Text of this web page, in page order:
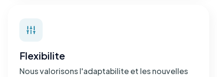
Flexibilite
Nous valorisons l'adaptabilite et les nouvelles